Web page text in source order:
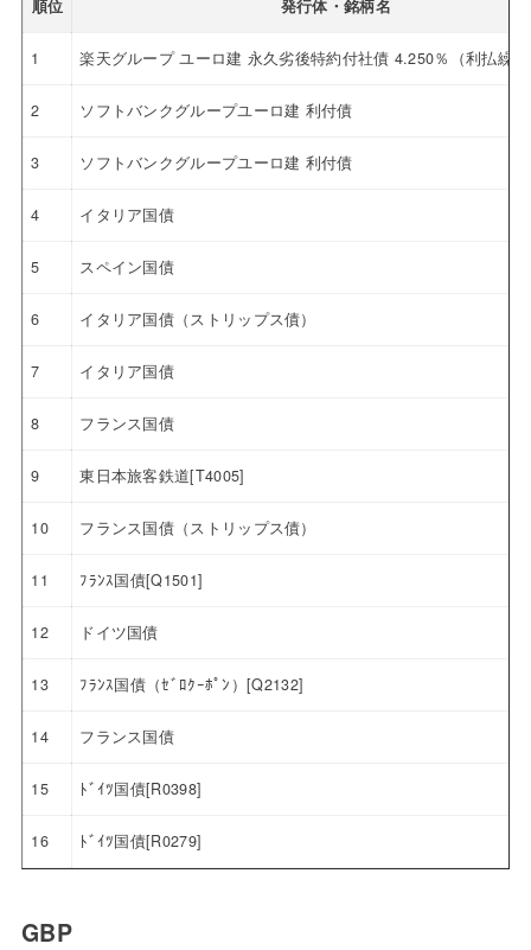
順位 発行体・銘柄名
1 楽天グループ ユーロ建 永久劣後特約付社債 4.250％（利払繰
2 ソフトバンクグループユーロ建 利付債
3 ソフトバンクグループユーロ建 利付債
4 イタリア国債
5 スペイン国債
6 イタリア国債（ストリップス債）
7 イタリア国債
8 フランス国債
9 東日本旅客鉄道[T4005]
10 フランス国債（ストリップス債）
11 ﾌﾗﾝｽ国債[Q1501]
12 ドイツ国債
13 ﾌﾗﾝｽ国債（ｾﾞﾛｸｰﾎﾟﾝ）[Q2132]
14 フランス国債
15 ﾄﾞｲﾂ国債[R0398]
16 ﾄﾞｲﾂ国債[R0279]
GBP